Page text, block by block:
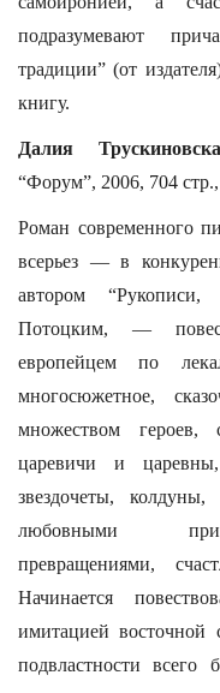
подразумевают
традиции” (от
книгу.
Далия
“Форум”, 2006, 704 стр.,
Роман современного
всерьез — в
автором
Потоцким, —
европейцем по
многосюжетное,
множеством героев,
царевичи и
звездочеты,
любовными
превращениями,
Начинается
имитацией восточной
подвластности